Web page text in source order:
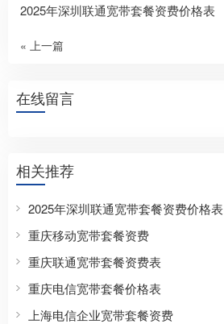
2025年深圳联通宽带套餐资费价格表
« 上一篇
在线留言
相关推荐
2025年深圳联通宽带套餐资费价格表
重庆移动宽带套餐资费
重庆联通宽带套餐资费表
重庆电信宽带套餐价格表
上海电信企业宽带套餐资费